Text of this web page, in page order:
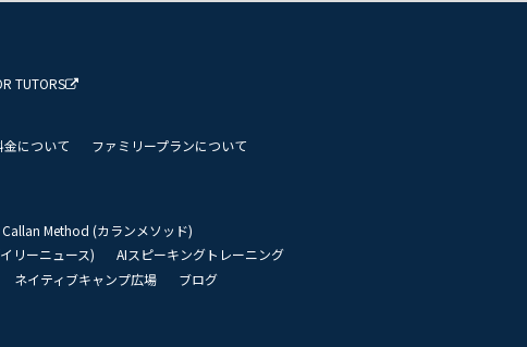
TUTORS
金について
ファミリープランについて
Callan Method (カランメソッド)
リーニュース)
AIスピーキングトレーニング
ネイティブキャンプ広場
ブログ